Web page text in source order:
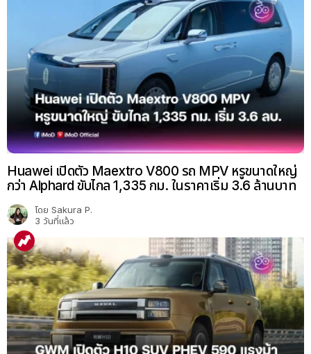
Huawei เปิดตัว Maextro V800 รถ MPV หรูขนาดใหญ่
กว่า Alphard ขับไกล 1,335 กม. ในราคาเริ่ม 3.6 ล้านบาท
โดย Sakura P.
3 วันที่แล้ว